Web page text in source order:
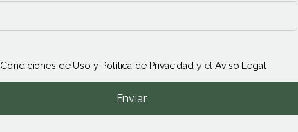
Condiciones de Uso y Política de Privacidad y elAviso Legal
Enviar